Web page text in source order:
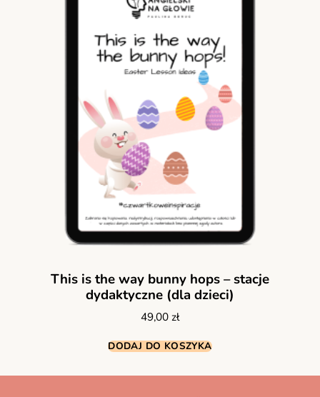
This is the way bunny hops – stacje
dydaktyczne (dla dzieci)
49,00 zł
DODAJ DO KOSZYKA